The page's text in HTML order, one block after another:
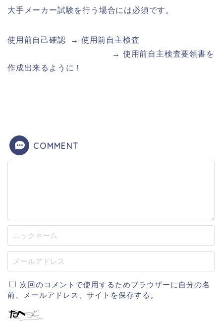
大手メーカー試験を行う場合には必須です。
使用前自己確認 → 使用前自主検査
→ 使用前自主検査要領書を
作成出来るように！
COMMENT
次回のコメントで使用するためブラウザーに自分の名
前、メールアドレス、サイトを保存する。